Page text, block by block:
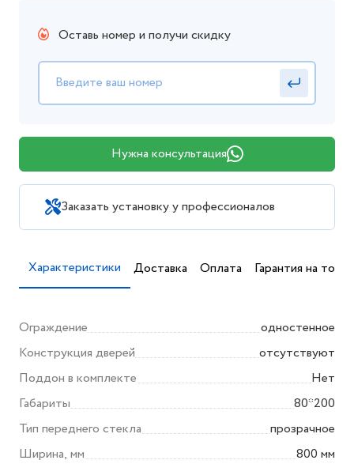
Оставь номер и получи скидку
Нужна консультация
Заказать установку у профессионалов
Характеристики Доставка Оплата Гарантия на товар
Ограждение
одностенное
Конструкция дверей
отсутствуют
Поддон в комплекте
Нет
Габариты
80*200
Тип переднего стекла
прозрачное
Ширина, мм
800 мм